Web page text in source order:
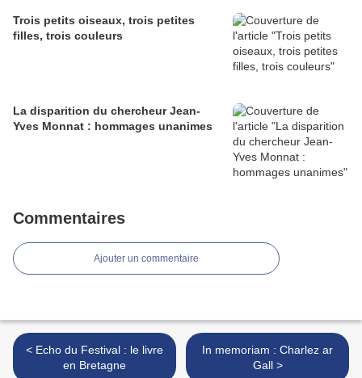
Trois petits oiseaux, trois petites
filles, trois couleurs
La disparition du chercheur Jean-
Yves Monnat : hommages unanimes
Commentaires
Ajouter un commentaire
< Echo du Festival : le livre
en Bretagne
In memoriam : Charlez ar
Gall >